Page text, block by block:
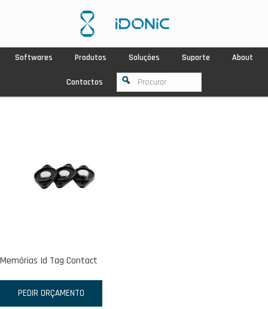
Softwares Produtos Soluções Suporte About
Contactos
Memórias Id Tag Contact
PEDIR ORÇAMENTO